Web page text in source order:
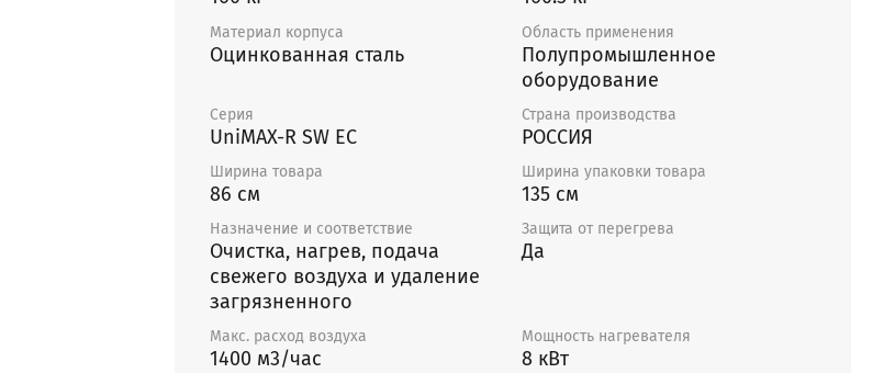
эффективностью до 85%.
Корпус выполнен из листовой оцинкованной стали. Звуко-
теплоизоляция корпуса толщиной 50 мм из базальтовой минеральной
ваты.
внутри помещения. Монтаж и подключение выполняется
При размещении установки необходимо оставить достаточно места
для открывания дверцы обслуживания и не менее 400 мм до
ближайшей стены, для исключения передачи шумовых вибраций. Если
это невозможно, устройство рекомендуется монтировать рядом со
стеной помещения, для которого шум не так важен, или рекомендуем
Материал корпуса
Оцинкованная сталь
Область применения
Полупромышленное
оборудование
Серия
UniMAX-R SW EC
Страна производства
РОССИЯ
Ширина товара
86 см
Ширина упаковки товара
135 см
Назначение и соответствие
Очистка, нагрев, подача
свежего воздуха и удаление
загрязненного
Защита от перегрева
Да
Макс. расход воздуха
1400 м3/час
Мощность нагревателя
8 кВт